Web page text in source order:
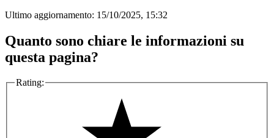
Ultimo aggiornamento: 15/10/2025, 15:32
Quanto sono chiare le informazioni su
questa pagina?
Rating: